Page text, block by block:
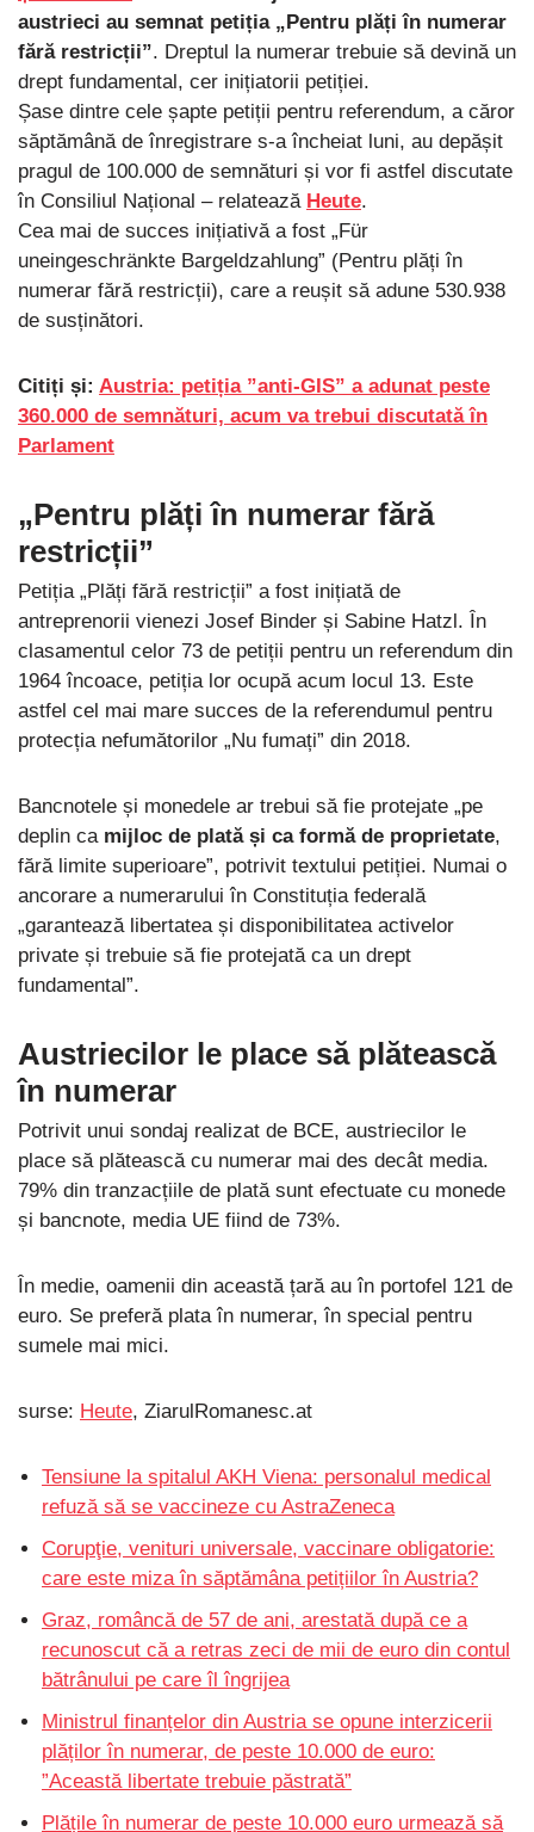
austrieci au semnat petiția „Pentru plăți în numerar
fără restricții”. Dreptul la numerar trebuie să devină un
drept fundamental, cer inițiatorii petiției.
Șase dintre cele șapte petiții pentru referendum, a căror
săptămână de înregistrare s-a încheiat luni, au depășit
pragul de 100.000 de semnături și vor fi astfel discutate
în Consiliul Național – relatează Heute.
Cea mai de succes inițiativă a fost „Für
uneingeschränkte Bargeldzahlung” (Pentru plăți în
numerar fără restricții), care a reușit să adune 530.938
de susținători.
Citiți și: Austria: petiția ”anti-GIS” a adunat peste
360.000 de semnături, acum va trebui discutată în
Parlament
„Pentru plăți în numerar fără
restricții”
Petiția „Plăți fără restricții” a fost inițiată de
antreprenorii vienezi Josef Binder și Sabine Hatzl. În
clasamentul celor 73 de petiții pentru un referendum din
1964 încoace, petiția lor ocupă acum locul 13. Este
astfel cel mai mare succes de la referendumul pentru
protecția nefumătorilor „Nu fumați” din 2018.
Bancnotele și monedele ar trebui să fie protejate „pe
deplin ca mijloc de plată și ca formă de proprietate,
fără limite superioare”, potrivit textului petiției. Numai o
ancorare a numerarului în Constituția federală
„garantează libertatea și disponibilitatea activelor
private și trebuie să fie protejată ca un drept
fundamental”.
Austriecilor le place să plătească
în numerar
Potrivit unui sondaj realizat de BCE, austriecilor le
place să plătească cu numerar mai des decât media.
79% din tranzacțiile de plată sunt efectuate cu monede
și bancnote, media UE fiind de 73%.
În medie, oamenii din această țară au în portofel 121 de
euro. Se preferă plata în numerar, în special pentru
sumele mai mici.
surse: Heute, ZiarulRomanesc.at
Tensiune la spitalul AKH Viena: personalul medical
refuză să se vaccineze cu AstraZeneca
Corupţie, venituri universale, vaccinare obligatorie:
care este miza în săptămâna petițiilor în Austria?
Graz, româncă de 57 de ani, arestată după ce a
recunoscut că a retras zeci de mii de euro din contul
bătrânului pe care îl îngrijea
Ministrul finanțelor din Austria se opune interzicerii
plăților în numerar, de peste 10.000 de euro:
”Această libertate trebuie păstrată”
Plățile în numerar de peste 10.000 euro urmează să